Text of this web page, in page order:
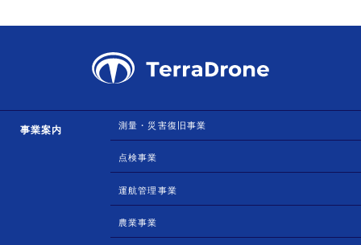
事業案内 測量・災害復旧事業
点検事業
運航管理事業
農業事業